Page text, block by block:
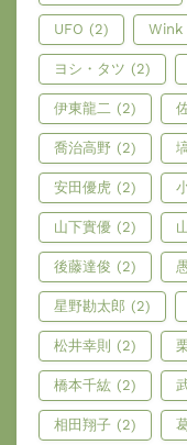
UFO (2) Wink
ヨシ・タツ (2)
伊東龍二 (2)
喬治高野 (2)
安田優虎 (2)
山下實優 (2)
後藤達俊 (2)
星野勘太郎 (2)
松井幸則 (2)
橋本千紘 (2)
相田翔子 (2)